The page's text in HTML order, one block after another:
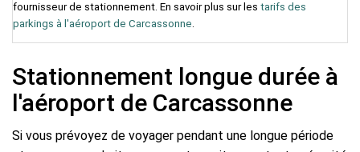
fournisseur de stationnement. En savoir plus sur les tarifs des
parkings à l'aéroport de Carcassonne.
Stationnement longue durée à
l'aéroport de Carcassonne
Si vous prévoyez de voyager pendant une longue période